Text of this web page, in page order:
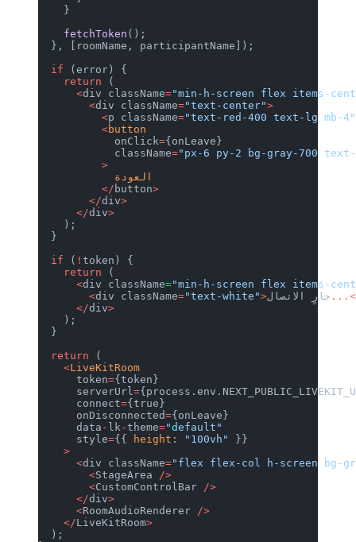
    }
    fetchToken
();
  }, [roomName, participantName]);
  if
(error) {
    return
(
      <
div className="min-h-screen flex items-
        <
div className="text-center"
          <
p className="text-red-400 text-lg mb-
          <
button
            onClick
= {onLeave}
            className
= "px-6 py-2 bg-gray-700
          >
            العودة
          </
button
        </
div
      </
div
    );
  }
  if
( !token) {
    return
(
      <
div className="min-h-screen flex items-
        <
div className="text-white"> جارٍ الاتصال
      </
div
    );
  }
  return
(
    <
LiveKitRoom
      token
= {token}
      serverUrl
=
      connect
= {true}
      onDisconnected
= {onLeave}
      data
- lk- theme="default"
      style
= {{ height : "100vh"
}}
    >
      <
div className= "flex flex-col h-screen bg-
        <
StageArea />
        <
CustomControlBar />
      </
div
      <
RoomAudioRenderer />
    </
LiveKitRoom
  );